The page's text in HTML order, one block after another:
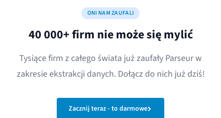
ONI NAM ZAUFALI
40 000+ firm nie może się mylić
Tysiące firm z całego świata już zaufały Parseur w
zakresie ekstrakcji danych. Dołącz do nich już dziś!
Zacznij teraz - to darmowe